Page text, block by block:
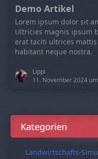
Demo Artikel
Lorem ipsum dolor sit
Ultricies magnis ipsum
erat taciti ultrices mattis
habitant neque nostra.
Lippi
11. November 2024
Kategorien
Landwirtschafts-